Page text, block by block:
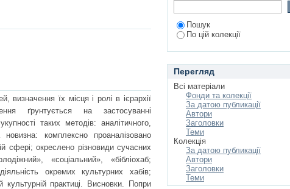
визначення їх місця і ролі в ієрархії
ґрунтується на застосуванні
таких методів: аналітичного,
новизна: комплексно проаналізовано
сфері; окреслено різновиди сучасних
«соціальний», «бібліохаб;
окремих культурних хабів;
культурній практиці. Висновки. Попри
Пошук
По цій колекції
Перегляд
Всі матеріали
Фонди та колекції
За датою публикації
Автори
Заголовки
Теми
Колекція
За датою публикації
Автори
Заголовки
Теми